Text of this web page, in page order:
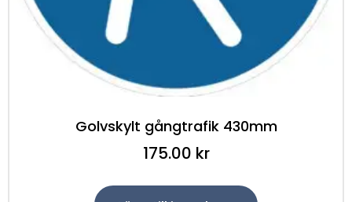
Golvskylt gångtrafik 430mm
175.00 kr